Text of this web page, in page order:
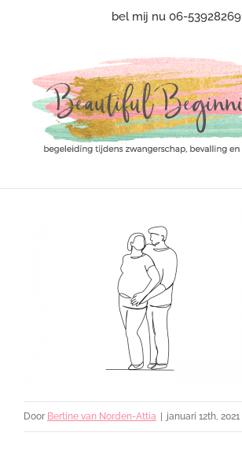
bel mij nu 06-53928269
Door Bertine van Norden-Attia | januari 12th, 2021